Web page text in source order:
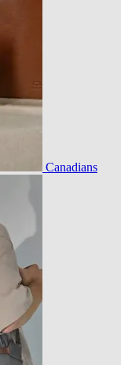
Canadians